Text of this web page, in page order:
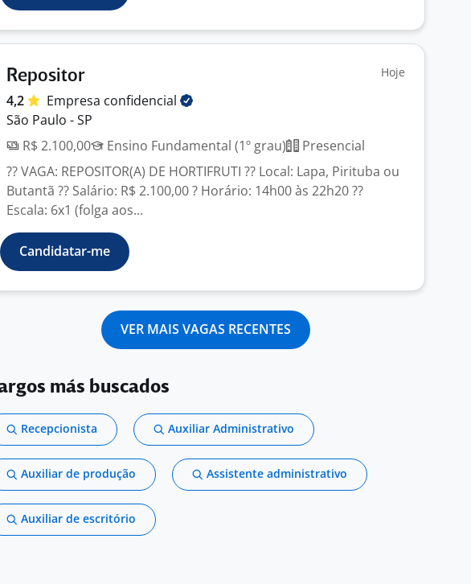
Repositor Hoje
4,2 Empresa confidencial
São Paulo - SP
R$ 2.100,00
Ensino Fundamental (1º grau)
Presencial
?? VAGA: REPOSITOR(A) DE HORTIFRUTI ?? Local: Lapa, Pirituba ou
Butantã ?? Salário: R$ 2.100,00 ? Horário: 14h00 às 22h20 ??
Escala: 6x1 (folga aos...
Candidatar-me
VER MAIS VAGAS RECENTES
más buscados
Recepcionista Auxiliar Administrativo
Auxiliar de produção Assistente administrativo
Auxiliar de escritório